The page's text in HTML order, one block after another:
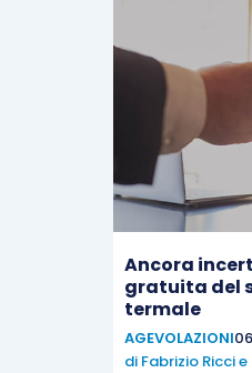
Ancora
gratuita del
termale
AGEVOLAZIONI
di Fabrizio Riccie